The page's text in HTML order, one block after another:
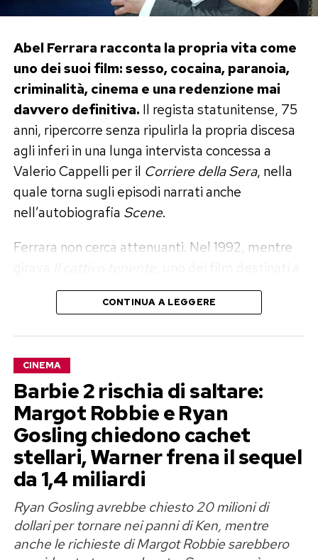
Abel Ferrara racconta la propria vita come
uno dei suoi film: sesso, cocaina, paranoia,
criminalità, cinema e una redenzione mai
davvero definitiva. Il regista statunitense, 75
anni, ripercorre senza ripulirla la propria discesa
agli inferi in una lunga intervista concessa a
Valerio Cappelli per il Corriere della Sera, nella
quale torna sugli episodi narrati anche
nell’autobiografia Scene.
Ferrara non cerca attenuanti. Nel 1992, mentre
consacrarlo, era dipendente dal crack. La
carriera saliva e lui precipitava: desiderio, paura,
Alcolisti anonimi, ma la possibile via d’uscita
restava invisibile.Scene, pubblicato da Simon &
Schuster nell’ottobre 2025, ricostruisce proprio
questo intreccio tra creazione artistica e
autodistruzione.
Abel Ferrara e il crack sul set del
Cattivo tenente
«Ero dipendente da crack quando giravoIl
CONTINUA A LEGGERE
CINEMA
Barbie 2 rischia di saltare:
Margot Robbie e Ryan
Gosling chiedono cachet
stellari, Warner frena il sequel
da 1,4 miliardi
Ryan Gosling avrebbe chiesto 20 milioni di
dollari per tornare nei panni di Ken, mentre
anche le richieste di Margot Robbie sarebbero